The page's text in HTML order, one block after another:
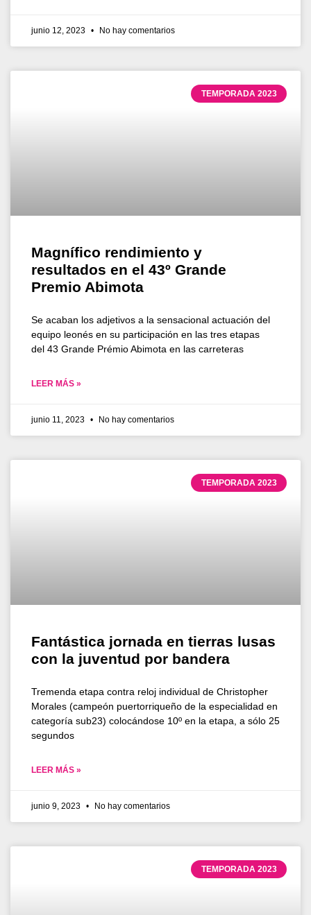
junio 12, 2023 No hay comentarios
TEMPORADA 2023
Magnífico rendimiento y
resultados en el 43º Grande
Premio Abimota
Se acaban los adjetivos a la sensacional actuación del
equipo leonés en su participación en las tres etapas
del 43 Grande Prémio Abimota en las carreteras
LEER MÁS »
junio 11, 2023 No hay comentarios
TEMPORADA 2023
Fantástica jornada en tierras lusas
con la juventud por bandera
Tremenda etapa contra reloj individual de Christopher
Morales (campeón puertorriqueño de la especialidad en
categoría sub23) colocándose 10º en la etapa, a sólo 25
segundos
LEER MÁS »
junio 9, 2023 No hay comentarios
TEMPORADA 2023